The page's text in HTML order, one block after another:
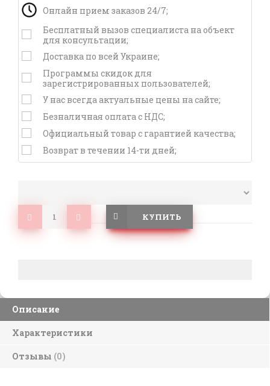
Онлайн прием заказов 24/7;
Бесплатный вызов специалиста на объект
для консультации;
Доставка по всей Украине;
Программы скидок для
зарегистрированных пользователей;
У нас всегда актуальные цены на сайте;
Безналичная оплата с НДС;
Официальный товар с гарантией качества;
Возврат в течении 14-ти дней;
КУПИТЬ
Описание
Характеристики
Отзывы (0)